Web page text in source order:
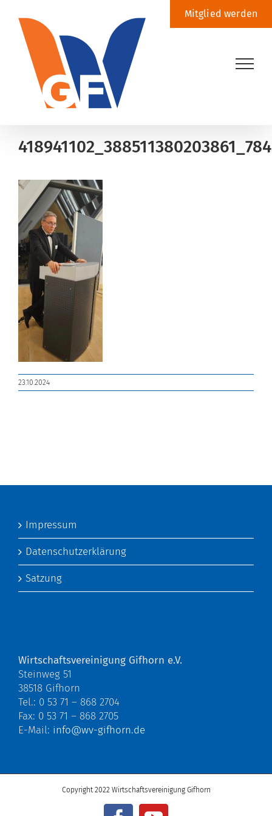
Inhalt
springen
Mitglied werden
23.10.2024
Impressum
Datenschutzerklärung
Satzung
Wirtschaftsvereinigung Gifhorn e.V.
Steinweg 51
38518 Gifhorn
Tel.: 0 53 71 – 868 2704
Fax: 0 53 71 – 868 2705
E-Mail: info@wv-gifhorn.de
Copyright 2022 Wirtschaftsvereinigung Gifhorn